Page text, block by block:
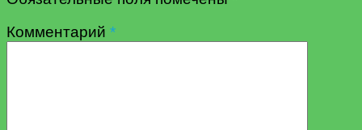
Комментарий *